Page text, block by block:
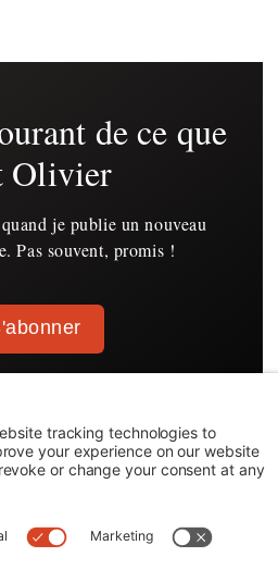
de ce que
Olivier
je publie un nouveau
Pas souvent, promis !
OLIVIER